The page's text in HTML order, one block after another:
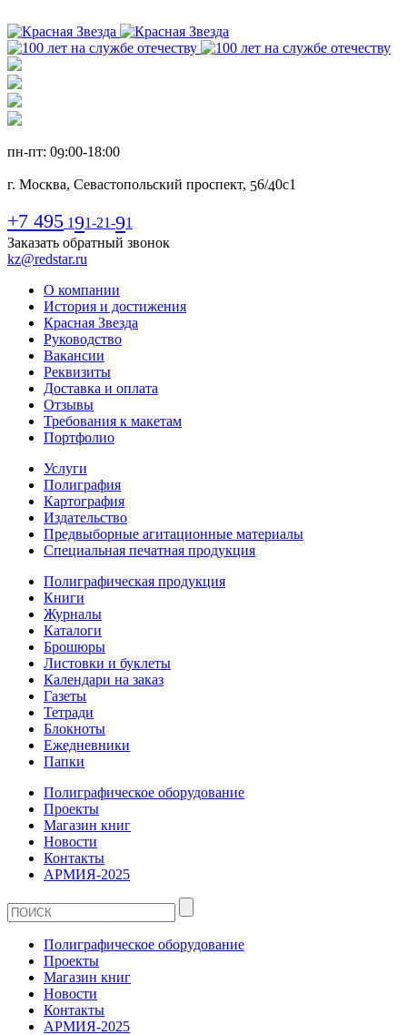
пн-пт: 09:00-18:00
г. Москва, Севастопольский проспект, 56/40с1
+7 495 191-21-91
Заказать обратный звонок
kz@redstar.ru
О компании
История и достижения
Красная Звезда
Руководство
Вакансии
Реквизиты
Доставка и оплата
Отзывы
Требования к макетам
Портфолио
Услуги
Полиграфия
Картография
Издательство
Предвыборные агитационные материалы
Специальная печатная продукция
Полиграфическая продукция
Книги
Журналы
Каталоги
Брошюры
Листовки и буклеты
Календари на заказ
Газеты
Тетради
Блокноты
Ежедневники
Папки
Полиграфическое оборудование
Проекты
Магазин книг
Новости
Контакты
АРМИЯ-2025
Полиграфическое оборудование
Проекты
Магазин книг
Новости
Контакты
АРМИЯ-2025